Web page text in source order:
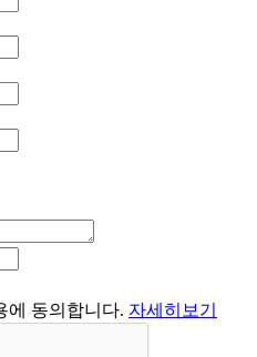
에 동의합니다. 자세히보기